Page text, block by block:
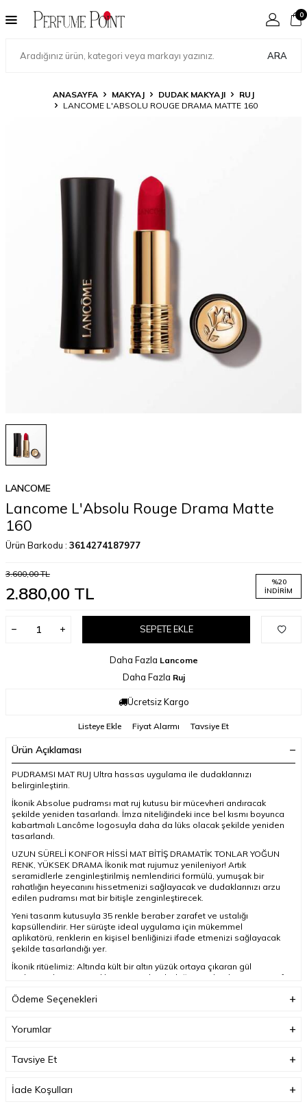
ARA
0
ANASAYFA MAKYAJ DUDAK MAKYAJI
RUJ
LANCOME L'ABSOLU ROUGE DRAMA MATTE 160
LANCOME
Lancome L'Absolu Rouge Drama Matte
160
Ürün Barkodu : 3614274187977
3.600,00TL
2.880,00 TL
%20
İNDIRIM
SEPETE EKLE
Daha Fazla Lancome
Daha Fazla Ruj
Ücretsiz Kargo
Listeye Ekle Fiyat Alarmı Tavsiye Et
Ürün Açıklaması
PUDRAMSI MAT RUJ Ultra hassas uygulama ile dudaklarınızı
belirginleştirin.
İkonik Absolue pudramsı mat ruj kutusu bir mücevheri andıracak
şekilde yeniden tasarlandı. İmza niteliğindeki ince bel kısmı boyunca
kabartmalı Lancôme logosuyla daha da lüks olacak şekilde yeniden
tasarlandı.
UZUN SÜRELİ KONFOR HİSSİ MAT BİTİŞ DRAMATİK TONLAR YOĞUN
RENK, YÜKSEK DRAMA İkonik mat rujumuz yenileniyor! Artık
seramidlerle zenginleştirilmiş nemlendirici formülü, yumuşak bir
rahatlığın heyecanını hissetmenizi sağlayacak ve dudaklarınızı arzu
edilen pudramsı mat bir bitişle zenginleştirecek.
Yeni tasarım kutusuyla 35 renkle beraber zarafet ve ustalığı
kapsüllendirir. Her sürüşte ideal uygulama için mükemmel
aplikatörü, renklerin en kişisel benliğinizi ifade etmenizi sağlayacak
şekilde tasarlandığı yer.
İkonik ritüelimiz: Altında kült bir altın yüzük ortaya çıkaran gül
mührünün benzersiz tıklaması, renk yolculuğunuzu başlatır. Yeni zarif
Ödeme Seçenekleri
Yorumlar
Tavsiye Et
İade Koşulları